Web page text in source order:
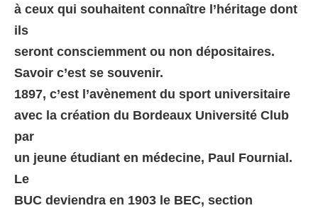
à ceux qui souhaitent connaître l’héritage dont
ils
seront consciemment ou non dépositaires.
Savoir c’est se souvenir.
1897, c’est l’avènement du sport universitaire
avec la création du Bordeaux Université Club
par
un jeune étudiant en médecine, Paul Fournial.
Le
BUC deviendra en 1903 le BEC, section